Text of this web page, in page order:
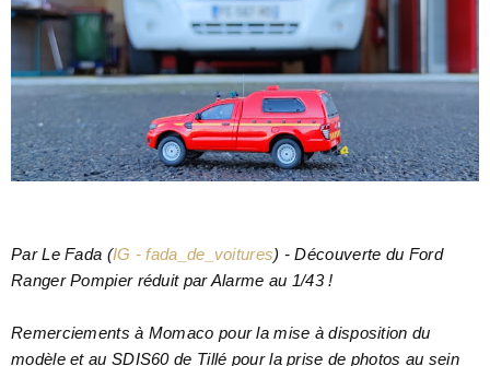
Par Le Fada (IG - fada_de_voitures) - Découverte du Ford
Ranger Pompier réduit par Alarme au 1/43 !
Remerciements à Momaco pour la mise à disposition du
modèle et au SDIS60 de Tillé pour la prise de photos au sein